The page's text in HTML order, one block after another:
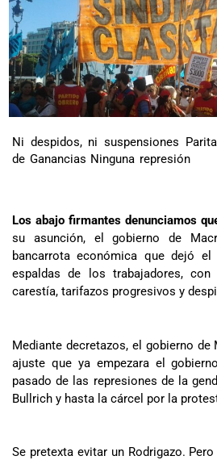
Ni despidos, ni suspensiones
de Ganancias Ninguna represión
Los abajo firmantes denunciamos
su asunción, el gobierno de
bancarrota económica que dejó
espaldas de los trabajadores, con
carestía, tarifazos progresivos y
Mediante decretazos, el gobierno de
ajuste que ya empezara el
pasado de las represiones de la
Bullrich y hasta la cárcel por la
Se pretexta evitar un Rodrigazo.